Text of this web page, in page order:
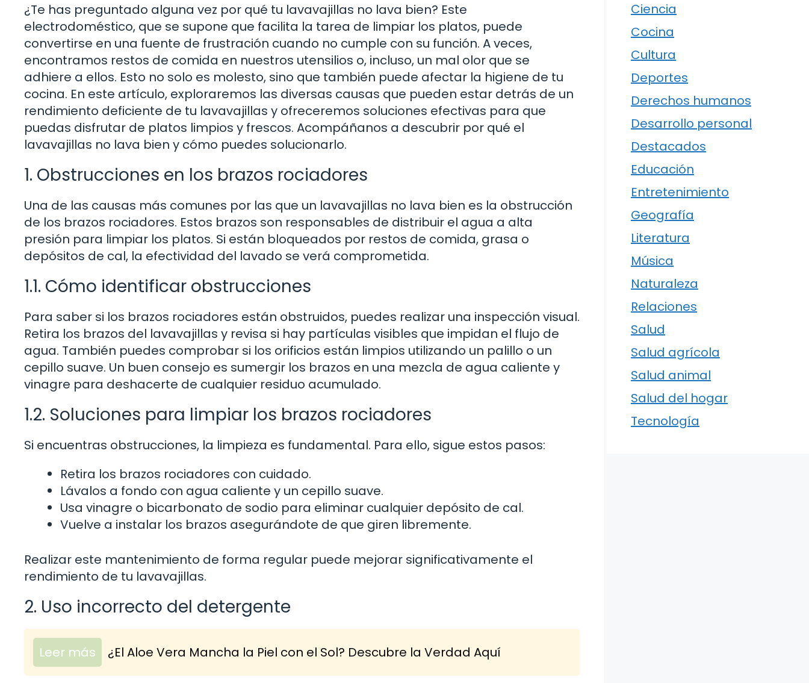
¿Te has preguntado alguna vez por qué tu lavavajillas no lava bien? Este
electrodoméstico, que se supone que facilita la tarea de limpiar los platos, puede
convertirse en una fuente de frustración cuando no cumple con su función. A veces,
encontramos restos de comida en nuestros utensilios o, incluso, un mal olor que se
adhiere a ellos. Esto no solo es molesto, sino que también puede afectar la higiene de tu
cocina. En este artículo, exploraremos las diversas causas que pueden estar detrás de un
rendimiento deficiente de tu lavavajillas y ofreceremos soluciones efectivas para que
puedas disfrutar de platos limpios y frescos. Acompáñanos a descubrir por qué el
lavavajillas no lava bien y cómo puedes solucionarlo.
1. Obstrucciones en los brazos rociadores
Una de las causas más comunes por las que un lavavajillas no lava bien es la obstrucción
de los brazos rociadores. Estos brazos son responsables de distribuir el agua a alta
presión para limpiar los platos. Si están bloqueados por restos de comida, grasa o
depósitos de cal, la efectividad del lavado se verá comprometida.
1.1. Cómo identificar obstrucciones
Para saber si los brazos rociadores están obstruidos, puedes realizar una inspección visual.
Retira los brazos del lavavajillas y revisa si hay partículas visibles que impidan el flujo de
agua. También puedes comprobar si los orificios están limpios utilizando un palillo o un
cepillo suave. Un buen consejo es sumergir los brazos en una mezcla de agua caliente y
vinagre para deshacerte de cualquier residuo acumulado.
1.2. Soluciones para limpiar los brazos rociadores
Si encuentras obstrucciones, la limpieza es fundamental. Para ello, sigue estos pasos:
Retira los brazos rociadores con cuidado.
Lávalos a fondo con agua caliente y un cepillo suave.
Usa vinagre o bicarbonato de sodio para eliminar cualquier depósito de cal.
Vuelve a instalar los brazos asegurándote de que giren libremente.
Realizar este mantenimiento de forma regular puede mejorar significativamente el
rendimiento de tu lavavajillas.
2. Uso incorrecto del detergente
Leer más ¿El Aloe Vera Mancha la Piel con el Sol? Descubre la Verdad Aquí
Ciencia
Cocina
Cultura
Deportes
Derechos humanos
Desarrollo personal
Destacados
Educación
Entretenimiento
Geografía
Literatura
Música
Naturaleza
Relaciones
Salud
Salud agrícola
Salud animal
Salud del hogar
Tecnología